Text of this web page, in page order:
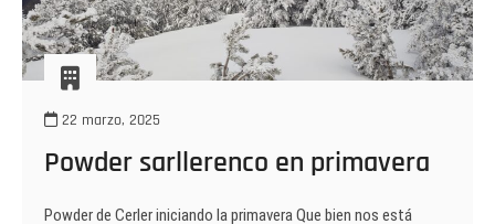
22 marzo, 2025
Powder sarllerenco en primavera
Powder de Cerler iniciando la primavera Que bien nos está